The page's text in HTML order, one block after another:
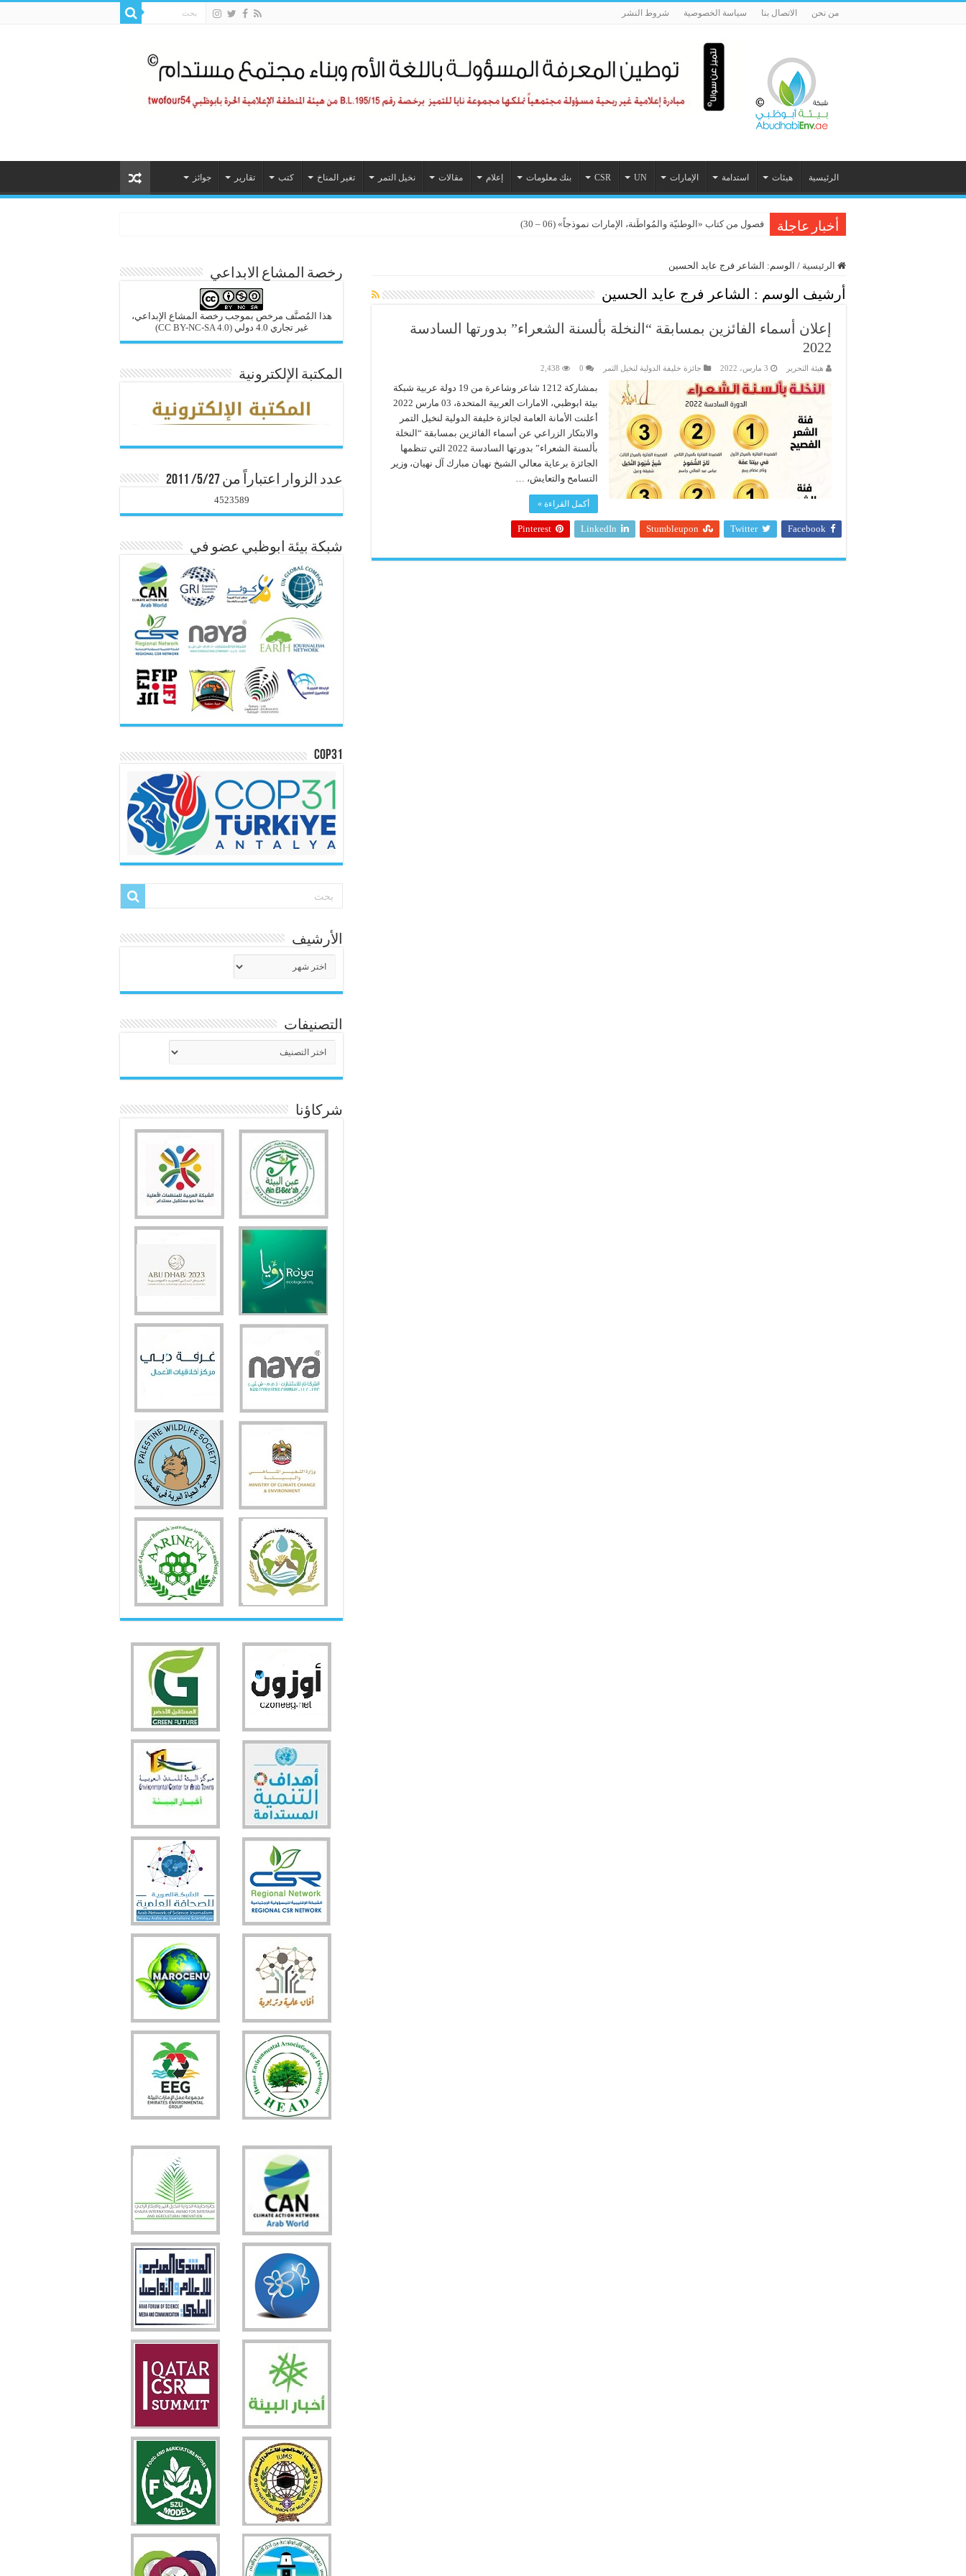
من نحن الاتصال بنا سياسة الخصوصية شروط النشر
الرئيسية هيئات استدامة الإمارات UN
CSR بنك معلومات إعلام مقالات نخيل التمر تغير المناخ كتب تقارير جوائز
أخبار عاجلة فصول من كتاب «الوطنيّة والمُواطَنة، الإمارات نموذجاً» (06 – 30)
الرئيسية / الوسم: الشاعر فرج عايد الحسين
أرشيف الوسم : الشاعر فرج عايد الحسين
إعلان أسماء الفائزين بمسابقة “النخلة بألسنة الشعراء” بدورتها السادسة
2022
هيئة التحرير 3 مارس، 2022 جائزة خليفة الدولية لنخيل التمر 0
2,438
بمشاركة 1212 شاعر وشاعرة من 19 دولة عربية شبكة
بيئة ابوظبي، الامارات العربية المتحدة، 03 مارس 2022
أعلنت الأمانة العامة لجائزة خليفة الدولية لنخيل التمر
والابتكار الزراعي عن أسماء الفائزين بمسابقة “النخلة
بألسنة الشعراء” بدورتها السادسة 2022 التي تنظمها
الجائزة برعاية معالي الشيخ نهيان مبارك آل نهيان، وزير
التسامح والتعايش، …
أكمل القراءة »
Facebook
Twitter
Stumbleupon
LinkedIn
Pinterest
رخصة المشاع الابداعي
هذا المُصنَّف مرخص بموجب رخصة المشاع الإبداعي،
غير تجاري 4.0 دولي
(CC BY-NC-SA 4.0)
المكتبة الإلكترونية
عدد الزوار اعتباراً من 5/27/ 2011
4523589
شبكة بيئة ابوظبي عضو في
COP31
الأرشيف
التصنيفات
شركاؤنا